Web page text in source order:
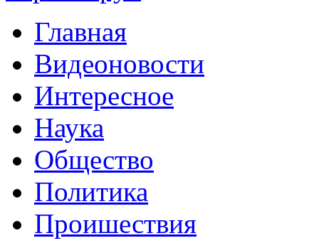
Главная
Видеоновости
Интересное
Наука
Общество
Политика
Проишествия